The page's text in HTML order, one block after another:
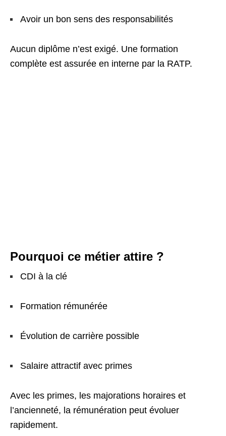
Avoir un bon sens des responsabilités
Aucun diplôme n’est exigé. Une formation
complète est assurée en interne par la RATP.
Pourquoi ce métier attire ?
CDI à la clé
Formation rémunérée
Évolution de carrière possible
Salaire attractif avec primes
Avec les primes, les majorations horaires et
l’ancienneté, la rémunération peut évoluer
rapidement.